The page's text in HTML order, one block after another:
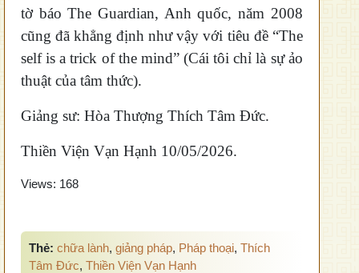
tờ báo The Guardian, Anh quốc, năm 2008
cũng đã khẳng định như vậy với tiêu đề “The
self is a trick of the mind” (Cái tôi chỉ là sự ảo
thuật của tâm thức).
Giảng sư: Hòa Thượng Thích Tâm Đức.
Thiền Viện Vạn Hạnh 10/05/2026.
Views: 168
Thẻ: chữa lành, giảng pháp, Pháp thoại, Thích
Tâm Đức, Thiền Viện Vạn Hạnh